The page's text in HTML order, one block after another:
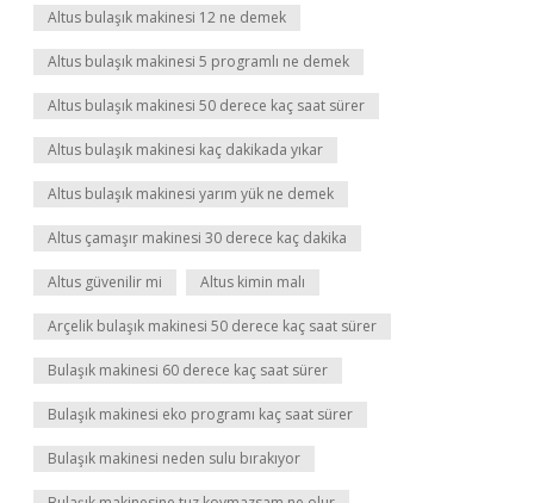
Altus bulaşık makinesi 12 ne demek
Altus bulaşık makinesi 5 programlı ne demek
Altus bulaşık makinesi 50 derece kaç saat sürer
Altus bulaşık makinesi kaç dakikada yıkar
Altus bulaşık makinesi yarım yük ne demek
Altus çamaşır makinesi 30 derece kaç dakika
Altus güvenilir mi Altus kimin malı
Arçelik bulaşık makinesi 50 derece kaç saat sürer
Bulaşık makinesi 60 derece kaç saat sürer
Bulaşık makinesi eko programı kaç saat sürer
Bulaşık makinesi neden sulu bırakıyor